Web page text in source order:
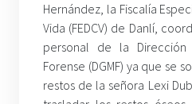
Hernández, la Fiscalía
Vida (FEDCV) de Danlí,
personal de la Dirección
Forense (DGMF) ya que se
restos de la señora Lexi